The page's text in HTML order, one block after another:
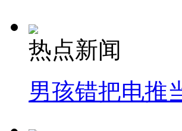
热点新闻
男孩错把电推